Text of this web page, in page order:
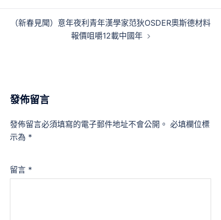
（新春見聞）意年夜利青年漢學家范狄OSDER奧斯德材料
報價咀嚼12載中國年
發佈留言
發佈留言必須填寫的電子郵件地址不會公開。 必填欄位標
示為 *
留言 *